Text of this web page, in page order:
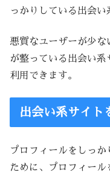
っかりしている出会い
悪質なユーザーが少な
が整っている出会い
利用できます。
出会い系サイト
プロフィールをしっ
ために、プロフィール